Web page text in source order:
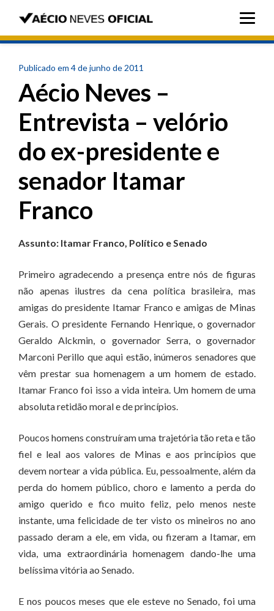
Publicado em 4 de junho de 2011
Aécio Neves –
Entrevista – velório
do ex-presidente e
senador Itamar
Franco
Assunto: Itamar Franco, Político e Senado
Primeiro agradecendo a presença entre nós de figuras
não apenas ilustres da cena política brasileira, mas
amigas do presidente Itamar Franco e amigas de Minas
Gerais. O presidente Fernando Henrique, o governador
Geraldo Alckmin, o governador Serra, o governador
Marconi Perillo que aqui estão, inúmeros senadores que
vêm prestar sua homenagem a um homem de estado.
Itamar Franco foi isso a vida inteira. Um homem de uma
absoluta retidão moral e de princípios.
Poucos homens construíram uma trajetória tão reta e tão
fiel e leal aos valores de Minas e aos princípios que
devem nortear a vida pública. Eu, pessoalmente, além da
perda do homem público, choro e lamento a perda do
amigo querido e fico muito feliz, pelo menos neste
instante, uma felicidade de ter visto os mineiros no ano
passado deram a ele, em vida, ou fizeram a Itamar, em
vida, uma extraordinária homenagem dando-lhe uma
belíssima vitória ao Senado.
E nos poucos meses que ele esteve no Senado, foi uma